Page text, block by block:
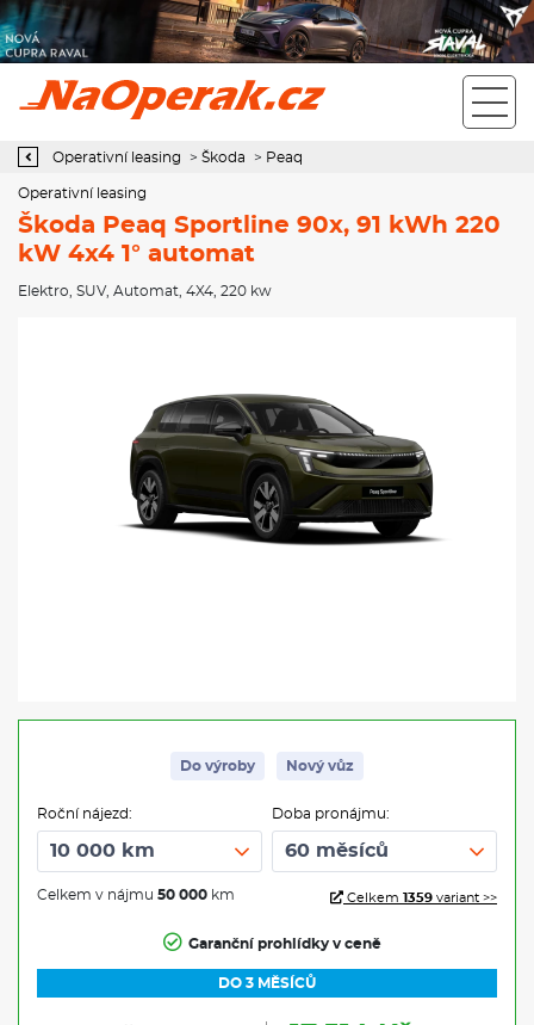
Operativní leasing Škoda Peaq Sportline 90x, 91 kWh 220 kW 4x4
Operativní leasing > Škoda > Peaq
Operativní leasing
Škoda Peaq Sportline 90x, 91 kWh 220
kW 4x4 1° automat
Elektro SUV, Automat 4X4 , 220 kw
Do výroby Nový vůz
Roční nájezd:
Celkem v nájmu 50 000 km
Doba pronájmu:
Celkem 1359 variant >>
Garanční prohlídky v ceně
DO 3 MĚSÍCŮ